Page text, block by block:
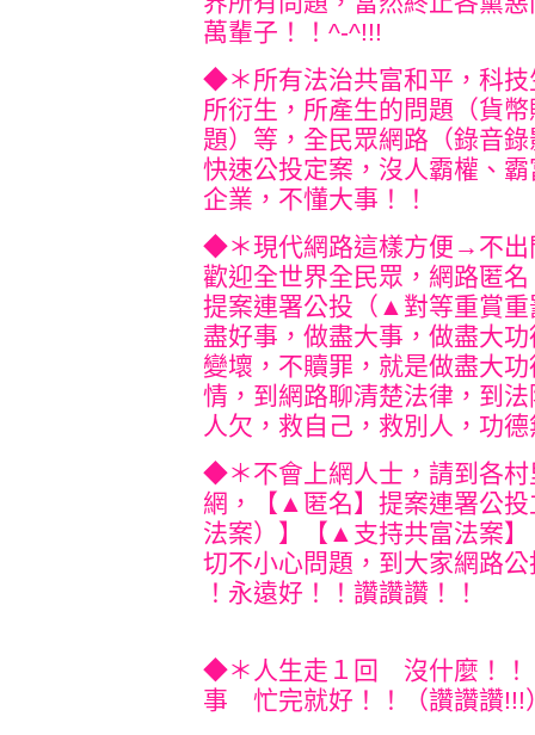
萬輩子！！^-^!!!
◆＊所有法治共富和平，科
所衍生，所產生的問題（貨
題）等，全民眾網路（錄音
快速公投定案，沒人霸權、
企業，不懂大事！！
◆＊現代網路這樣方便→不出
歡迎全世界全民眾，網路匿名
提案連署公投（▲對等重賞
盡好事，做盡大事，做盡大
變壞，不贖罪，就是做盡大
情，到網路聊清楚法律，到
人欠，救自己，救別人，功
◆＊不會上網人士，請到各
網，【▲匿名】提案連署公
法案）】【▲支持共富法案
切不小心問題，到大家網路
！永遠好！！讚讚讚！
◆＊人生走１回 沒什麼！
事 忙完就好！！（讚讚讚!!!